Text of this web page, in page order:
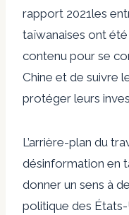
rapport 2021les
taïwanaises ont
contenu pour se
Chine et de suivre
protéger leurs
L’arrière-plan du
désinformation en
donner un sens à
politique des